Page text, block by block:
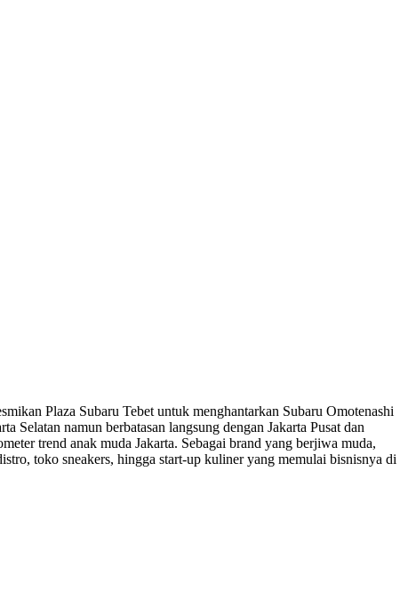
Plaza Subaru Tebet untuk menghantarkan Subaru Omotenashi
Selatan namun berbatasan langsung dengan Jakarta Pusat dan
trend anak muda Jakarta. Sebagai brand yang berjiwa muda,
toko sneakers, hingga start-up kuliner yang memulai bisnisnya di